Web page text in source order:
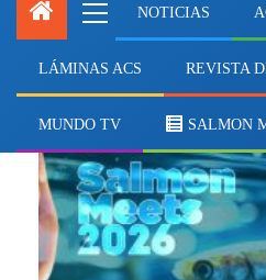
NOTICIAS
LÁMINAS ACS REVISTA
MUNDO TV SALMON
postulaciones